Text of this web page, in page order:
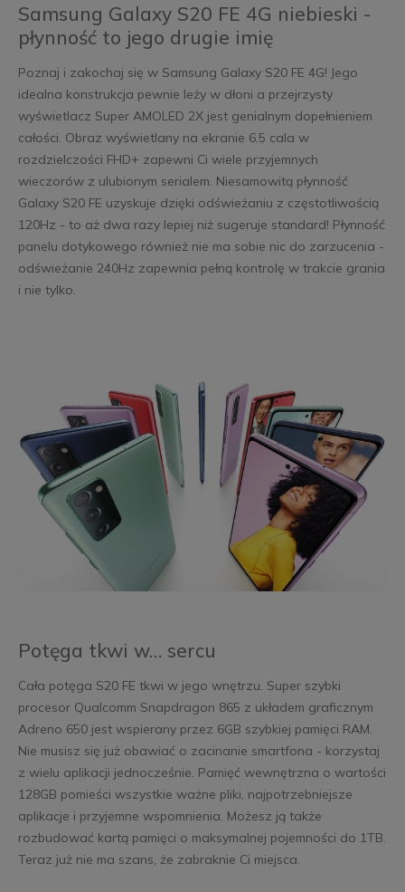
Samsung Galaxy S20 FE 4G niebieski -
płynność to jego drugie imię
Poznaj i zakochaj się w Samsung Galaxy S20 FE 4G! Jego
idealna konstrukcja pewnie leży w dłoni a przejrzysty
wyświetlacz Super AMOLED 2X jest genialnym dopełnieniem
całości. Obraz wyświetlany na ekranie 6.5 cala w
rozdzielczości FHD+ zapewni Ci wiele przyjemnych
wieczorów z ulubionym serialem. Niesamowitą płynność
Galaxy S20 FE uzyskuje dzięki odświeżaniu z częstotliwością
120Hz - to aż dwa razy lepiej niż sugeruje standard! Płynność
panelu dotykowego również nie ma sobie nic do zarzucenia -
odświeżanie 240Hz zapewnia pełną kontrolę w trakcie grania
i nie tylko.
Potęga tkwi w… sercu
Cała potęga S20 FE tkwi w jego wnętrzu. Super szybki
procesor Qualcomm Snapdragon 865 z układem graficznym
Adreno 650 jest wspierany przez 6GB szybkiej pamięci RAM.
Nie musisz się już obawiać o zacinanie smartfona - korzystaj
z wielu aplikacji jednocześnie. Pamięć wewnętrzna o wartości
128GB pomieści wszystkie ważne pliki, najpotrzebniejsze
aplikacje i przyjemne wspomnienia. Możesz ją także
rozbudować kartą pamięci o maksymalnej pojemności do 1TB.
Teraz już nie ma szans, że zabraknie Ci miejsca.